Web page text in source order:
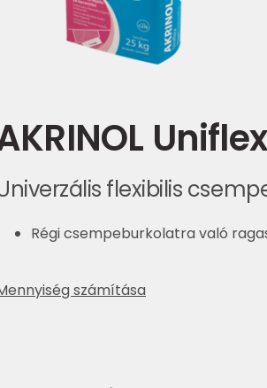
Uniflex
flexibilis
Régi csempeburkolatra való
számítása